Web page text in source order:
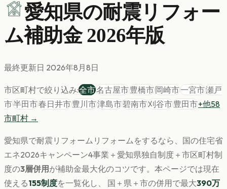
愛知県の耐震リフォー
ム補助金 2026年版
最終更新日 2026年8月8日
市区町村で絞り込み:全市名古屋市豊橋市岡崎市一宮市瀬戸
市半田市春日井市豊川市津島市碧南市刈谷市豊田市+他58
市町村 →
愛知県で耐震リフォーム リフォームをするなら、国の住宅省
エネ2026キャンペーン4事業＋ 愛知県独自制度＋市区町村制
度の3層併用 が補助金最大化のコツです。 本ページでは現在
使える155制度を一覧化し、 国＋県＋市の併用で最大390万